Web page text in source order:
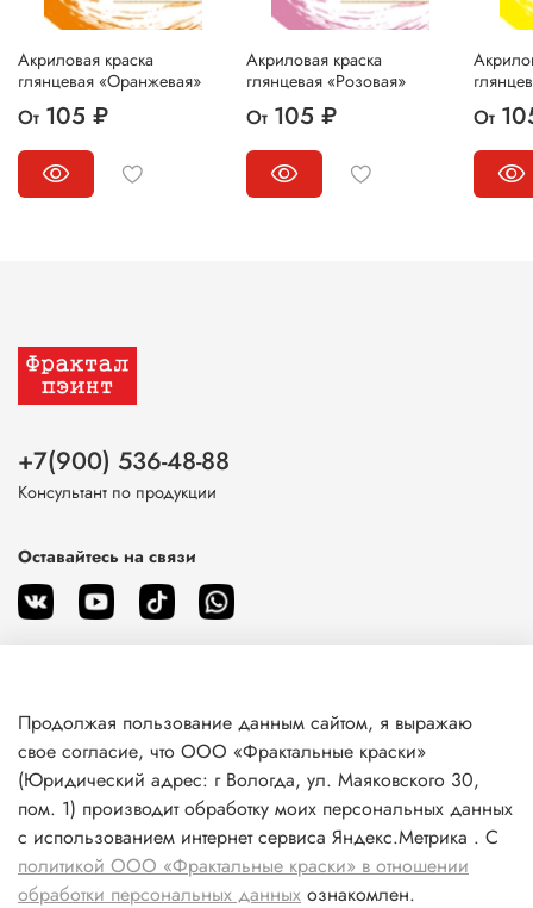
Акриловая краска
глянцевая «Оранжевая»
От 105 ₽
Акриловая краска
глянцевая «Розовая»
От 105 ₽ От
О магазине
Клиентам
Информация
+7(900) 536-48-88
Консультант по продукции
Оставайтесь на связи
Продолжая пользование данным сайтом, я выражаю
свое согласие, что ООО «Фрактальные краски»
(Юридический адрес: г Вологда, ул. Маяковского 30,
пом. 1) производит обработку моих персональных данных
с использованием интернет сервиса Яндекс.Метрика . С
политикой ООО «Фрактальные краски» в отношении
обработки персональных данных ознакомлен.